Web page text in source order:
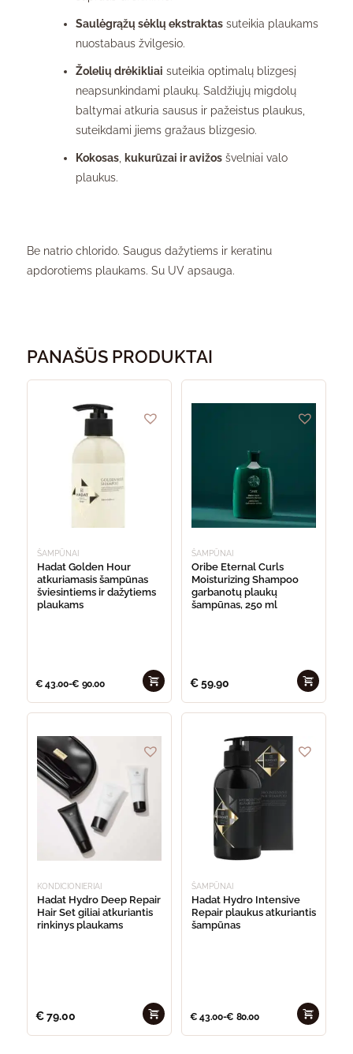
Saulėgrąžų sėklų ekstraktas suteikia plaukams
nuostabaus žvilgesio.
Žolelių drėkikliai suteikia optimalų blizgesį
neapsunkindami plaukų. Saldžiųjų migdolų
baltymai atkuria sausus ir pažeistus plaukus,
suteikdami jiems gražaus blizgesio.
Kokosas kukurūzai ir avižos švelniai valo
plaukus.
Be natrio chlorido. Saugus dažytiems ir keratinu
apdorotiems plaukams. Su UV apsauga.
PANAŠŪS PRODUKTAI
ŠAMPŪNAI
Hadat Golden Hour
atkuriamasis šampūnas
šviesintiems ir dažytiems
plaukams
€ 43.00-€ 90.00
This
ŠAMPŪNAI
Oribe Eternal Curls
Moisturizing Shampoo
garbanotų plaukų
šampūnas, 250 ml
€59.90
KONDICIONIERIAI
Hadat Hydro Deep Repair
Hair Set giliai atkuriantis
rinkinys plaukams
€79.00
ŠAMPŪNAI
Hadat Hydro Intensive
Repair plaukus atkuriantis
šampūnas
€ 43.00-€ 80.00
This